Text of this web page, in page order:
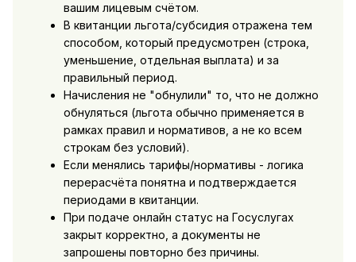
вашим лицевым счётом.
В квитанции льгота/субсидия отражена тем
способом, который предусмотрен (строка,
уменьшение, отдельная выплата) и за
правильный период.
Начисления не "обнулили" то, что не должно
обнуляться (льгота обычно применяется в
рамках правил и нормативов, а не ко всем
строкам без условий).
Если менялись тарифы/нормативы - логика
перерасчёта понятна и подтверждается
периодами в квитанции.
При подаче онлайн статус на Госуслугах
закрыт корректно, а документы не
запрошены повторно без причины.